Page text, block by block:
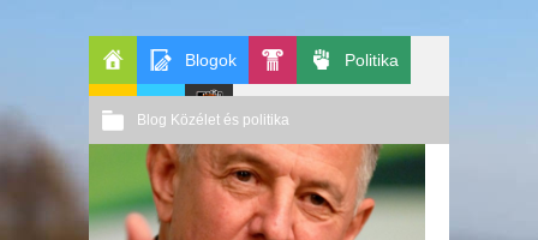
Főoldal
Blogok
Kult
Politika
GeekZoneApablog
Le
Patito
Blog Közélet és politika
Nincs hozzászólás 2011 02. 08.
Őri András